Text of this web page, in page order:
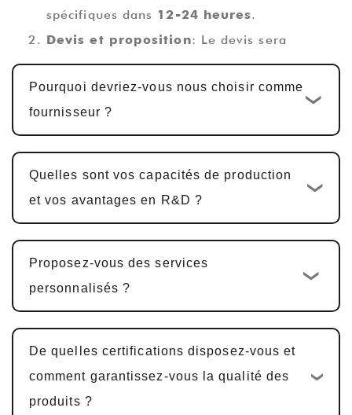
spécifiques dans 12-24 heures.
Devis et proposition: Le devis sera
complété dans1-2 jours ouvrables,
accompagné d'une proposition technique.
Conception et développement
personnalisés: Une fois le devis confirmé,
. Pour
compris la conception matérielle, la
conception PCBA et le développement de
logiciels, le cycle est généralement
jours.
Pourquoi devriez-vous nous choisir comme
fournisseur ?
Quelles sont vos capacités de production
et vos avantages en R&D ?
Proposez-vous des services
personnalisés ?
De quelles certifications disposez-vous et
comment garantissez-vous la qualité des
produits ?